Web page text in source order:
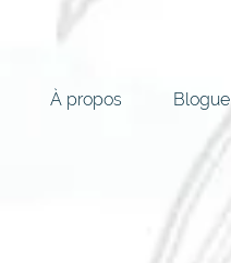
À propos Blogue